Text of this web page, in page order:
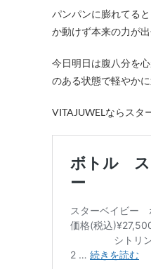
パンパンに膨れてる
か動けず本来の力が出
今日明日は腹八分を
のある状態で軽やか
VITAJUWELならスタ